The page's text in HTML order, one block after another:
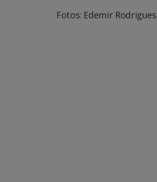
Fotos: Edemir Rodrigues